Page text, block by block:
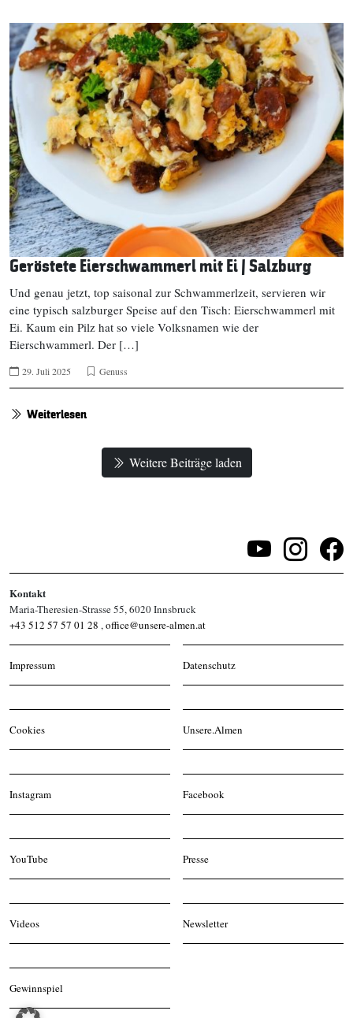
Geröstete Eierschwammerl mit Ei | Salzburg
Und genau jetzt, top saisonal zur Schwammerlzeit, servieren wir
eine typisch salzburger Speise auf den Tisch: Eierschwammerl mit
Ei. Kaum ein Pilz hat so viele Volksnamen wie der
Eierschwammerl. Der […]
29. Juli 2025 Genuss
Weiterlesen
Weitere Beiträge laden
Kontakt
Maria-Theresien-Strasse 55, 6020 Innsbruck
+43 512 57 57 01 28 ,office@unsere-almen.at
Impressum Datenschutz
Cookies Unsere.Almen
Instagram Facebook
YouTube Presse
Videos Newsletter
Gewinnspiel